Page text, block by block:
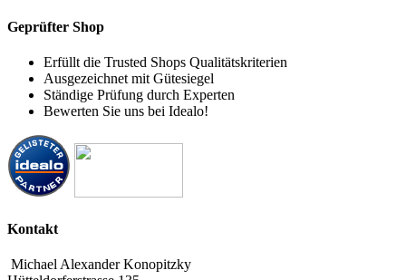
Geprüfter Shop
Erfüllt die Trusted Shops Qualitätskriterien
Ausgezeichnet mit Gütesiegel
Ständige Prüfung durch Experten
Bewerten Sie uns bei Idealo!
Kontakt
Michael Alexander Konopitzky